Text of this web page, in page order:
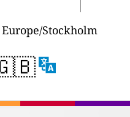
Stockholm